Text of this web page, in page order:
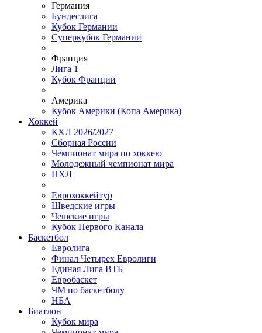
Германия
Бундеслига
Кубок Германии
Суперкубок Германии
Франция
Лига 1
Кубок Франции
Америка
Кубок Америки (Копа Америка)
Хоккей
КХЛ 2026/2027
Сборная России
Чемпионат мира по хоккею
Молодежный чемпионат мира
НХЛ
Еврохоккейтур
Шведские игры
Чешские игры
Кубок Первого Канала
Баскетбол
Евролига
Финал Четырех Евролиги
Единая Лига ВТБ
Евробаскет
ЧМ по баскетболу
НБА
Биатлон
Кубок мира